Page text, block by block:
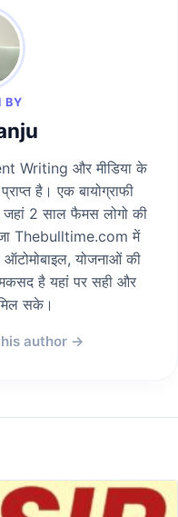
BY
Writing और मीडिया के
है। एक बायोग्राफी
2 साल फैमस लोगो की
Thebulltime.com में
योजनाओं की
है यहां पर सही और
सके।
author →